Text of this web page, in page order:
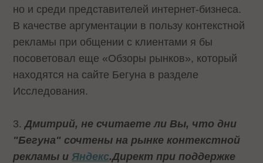
но и среди представителей интернет-бизнеса.
В качестве аргументации в пользу контекстной
рекламы при общении с клиентами я бы
посоветовал еще «Обзоры рынков», который
находятся на сайте Бегуна в разделе
Исследования.
3.Дмитрий, не считаете ли Вы, что дни
"Бегуна" сочтены на рынке контекстной
рекламы иЯндекс.Директ при поддержке